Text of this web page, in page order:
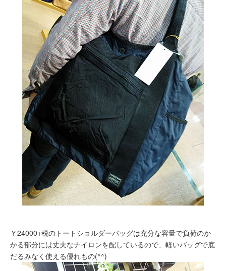
￥24000+税のトートショルダーバッグは充分な容量で負荷のか
かる部分には丈夫なナイロンを配しているので、軽いバッグで底
だるみなく使える優れもの(^^)